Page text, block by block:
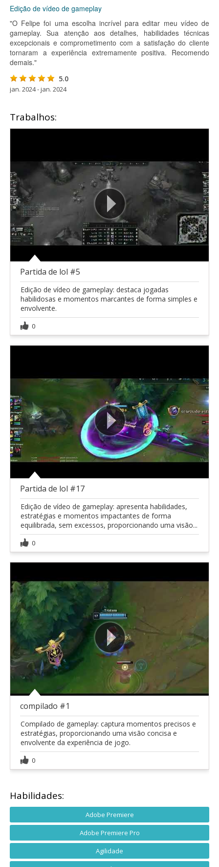
Edição de vídeo de gameplay
"O Felipe foi uma escolha incrível para editar meu vídeo de
gameplay. Sua atenção aos detalhes, habilidades técnicas
excepcionais e comprometimento com a satisfação do cliente
tornaram a experiência extremamente positiva. Recomendo
demais."
5.0
jan. 2024 - jan. 2024
Trabalhos:
Partida de lol #5
Edição de vídeo de gameplay: destaca jogadas
habilidosas e momentos marcantes de forma simples e
envolvente.
0
Partida de lol #17
Edição de vídeo de gameplay: apresenta habilidades,
estratégias e momentos impactantes de forma
equilibrada, sem excessos, proporcionando uma visão...
0
compilado #1
Compilado de gameplay: captura momentos precisos e
estratégias, proporcionando uma visão concisa e
envolvente da experiência de jogo.
0
Habilidades:
Adobe Premiere
Adobe Premiere Pro
Agilidade